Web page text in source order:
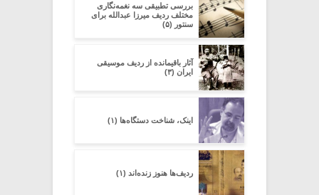
بررسی تطبیقی سه نغمه‌نگاری
مختلف ردیف میرزا عبدالله برای
سنتور (۵)
آثار باقیمانده از ردیف موسیقی
ایران (۳)
اینک، شناخت دستگاه‌ها (۱)
ردیف‌ها هنوز زنده‌اند (۱)